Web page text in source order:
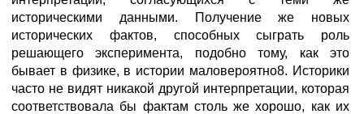
историческими данными. Получение же новых
исторических фактов, способных сыграть роль
решающего эксперимента, подобно тому, как это
бывает в физике, в истории маловероятно8. Историки
часто не видят никакой другой интерпретации, которая
соответствовала бы фактам столь же хорошо, как их